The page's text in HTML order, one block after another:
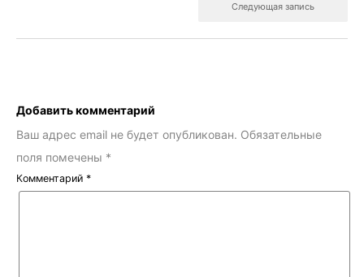
Следующая запись
Добавить комментарий
Ваш адрес email не будет опубликован. Обязательные
поля помечены *
Комментарий *